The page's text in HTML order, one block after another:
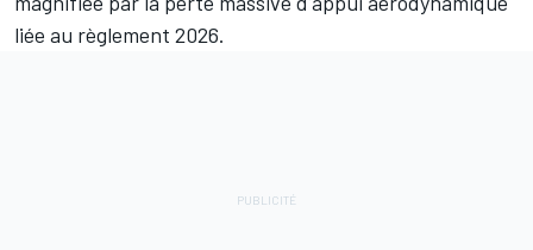
liée au règlement 2026.